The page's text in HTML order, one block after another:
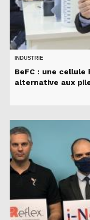
INDUSTRIE
BeFC : une cellule
alternative aux